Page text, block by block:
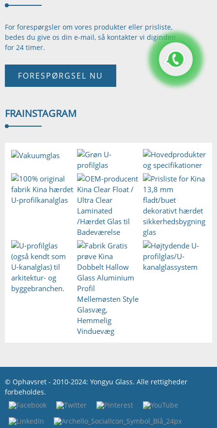
For forespørgsler om vores produkter eller prisliste,
bedes du give os din e-mail, så kontakter vi diginden
for 24 timer.
FORESPØRGSEL NU
FRAINSTAGRAM
© Ophavsret - 2010-2024: Yongyu Glass. Alle rettigheder
forbeholdes.